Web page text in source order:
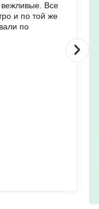
Все
и по той же
по